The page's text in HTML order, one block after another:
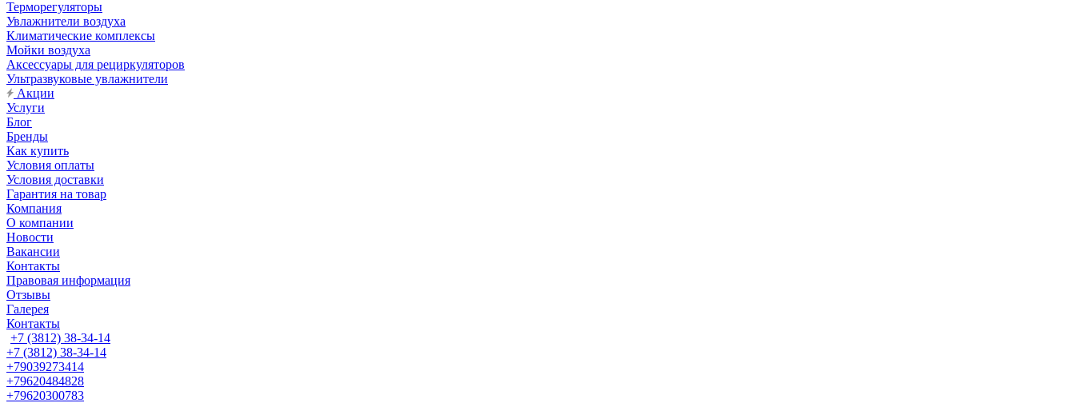
Терморегуляторы
Увлажнители воздуха
Климатические комплексы
Мойки воздуха
Аксессуары для рециркуляторов
Ультразвуковые увлажнители
Акции
Услуги
Блог
Бренды
Как купить
Условия оплаты
Условия доставки
Гарантия на товар
Компания
О компании
Новости
Вакансии
Контакты
Правовая информация
Отзывы
Галерея
Контакты
+7 (3812) 38-34-14
+7 (3812) 38-34-14
+79039273414
+79620484828
+79620300783